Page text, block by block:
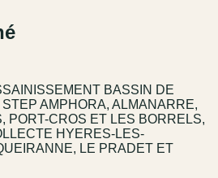
BASSIN DE
AMPHORA, ALMANARRE,
PORT-CROS ET LES BORRELS,
HYERES-LES-
LE PRADET ET